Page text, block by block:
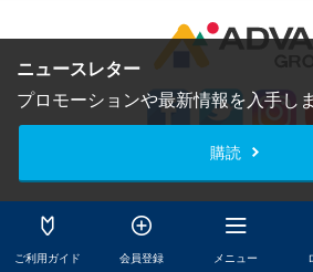
ご利用ガイド 会員登録 メニュー
ニュースレター
プロモーションや最新情報を入手し
購読